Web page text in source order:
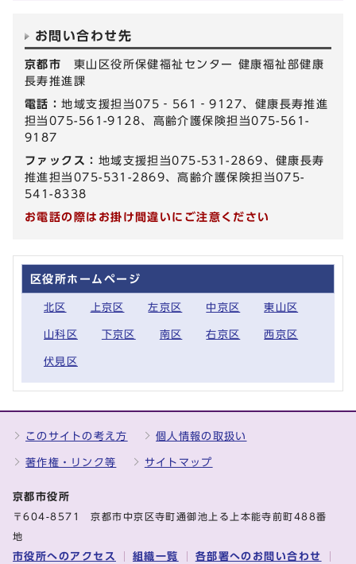
お問い合わせ先
京都市 東山区役所保健福祉センター 健康福祉部健康
長寿推進課
電話：地域支援担当075‐561‐9127、健康長寿推進
担当075-561-9128、高齢介護保険担当075-561-
9187
ファックス： 地域支援担当075-531-2869、健康長寿
推進担当075-531-2869、高齢介護保険担当075-
541-8338
お電話の際はお掛け間違いにご注意ください
区役所ホームページ
北区 上京区 左京区 中京区 東山区
山科区 下京区 南区 右京区 西京区
伏見区
このサイトの考え方 個人情報の取扱い
著作権・リンク等 サイトマップ
京都市役所
〒604-8571 京都市中京区寺町通御池上る上本能寺前町488番
地
市役所へのアクセス 組織一覧 各部署へのお問い合わせ